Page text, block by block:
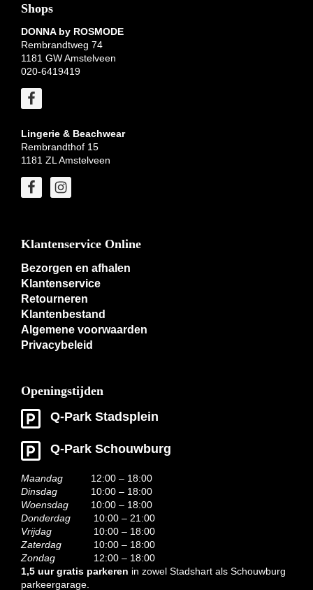
Shops
DONNA by ROSMODE
Rembrandtweg 74
1181 GW Amstelveen
020-6419419
Lingerie & Beachwear
Rembrandthof 15
1181 ZL Amstelveen
Klantenservice Online
Bezorgen en afhalen
Klantenservice
Retourneren
Klantenbestand
Algemene voorwaarden
Privacybeleid
Openingstijden
Q-Park Stadsplein
Q-Park Schouwburg
Maandag
12:00 – 18:00
Dinsdag
10:00 – 18:00
Woensdag
10:00 – 18:00
Donderdag
10:00 – 21:00
Vrijdag
10:00 – 18:00
Zaterdag
10:00 – 18:00
Zondag
12:00 – 18:00
1,5 uur gratis parkeren in zowel Stadshart als Schouwburg
parkeergarage.